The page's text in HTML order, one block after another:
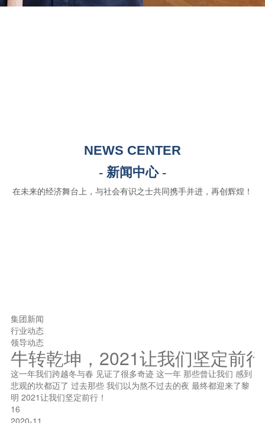
NEWS CENTER
- 新闻中心 -
在未来的经济舞台上，与社会有识之士共同携手并进，再创辉煌！
集团新闻
行业动态
领导动态
牛转乾坤，2021让我们坚定前
这一年我们跨越冬与春 见证了很多奇迹 这一年 那些曾让我们 感到
悲观的坎都迈了 过去那些 我们以为熬不过去的夜 最终都迎来了黎
明 2021让我们坚定前行！
16